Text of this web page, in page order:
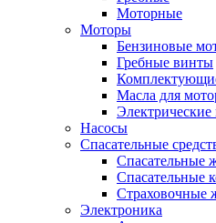
Моторные
Моторы
Бензиновые
Гребные винты
Масла для
Насосы
Спасательные
Спасательные
Спасательные
Страховочные
Электроника